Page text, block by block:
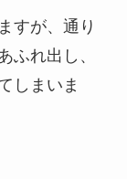
すが、通り
ふれ出し、
しまいま